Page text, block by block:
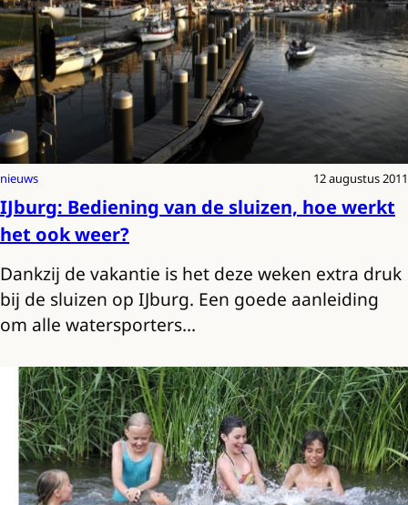
nieuws 12 augustus 2011
IJburg: Bediening van de sluizen, hoe werkt
het ook weer?
Dankzij de vakantie is het deze weken extra druk
bij de sluizen op IJburg. Een goede aanleiding
om alle watersporters…